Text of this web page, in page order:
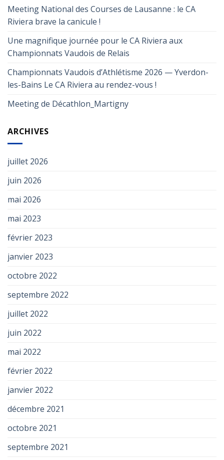
Meeting National des Courses de Lausanne : le CA
Riviera brave la canicule !
Une magnifique journée pour le CA Riviera aux
Championnats Vaudois de Relais
Championnats Vaudois d’Athlétisme 2026 — Yverdon-
les-Bains Le CA Riviera au rendez-vous !
Meeting de Décathlon_Martigny
ARCHIVES
juillet 2026
juin 2026
mai 2026
mai 2023
février 2023
janvier 2023
octobre 2022
septembre 2022
juillet 2022
juin 2022
mai 2022
février 2022
janvier 2022
décembre 2021
octobre 2021
septembre 2021